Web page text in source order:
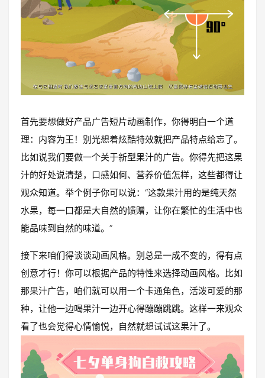
首先要想做好产品广告短片动画制作，你得明白一个道
理：内容为王！别光想着炫酷特效就把产品特点给忘了。
比如说我们要做一个关于新型果汁的广告。你得先把这果
汁的好处说清楚，口感如何、营养价值怎样，这些都得让
观众知道。举个例子你可以说：“这款果汁用的是纯天然
水果，每一口都是大自然的馈赠，让你在繁忙的生活中也
能品味到自然的味道。”
接下来咱们得谈谈动画风格。别总是一成不变的，得有点
创意才行！你可以根据产品的特性来选择动画风格。比如
那果汁广告，咱们就可以用一个卡通角色，活泼可爱的那
种，让他一边喝果汁一边开心得蹦蹦跳跳。这样一来观众
看了也会觉得心情愉悦，自然就想试试这果汁了。